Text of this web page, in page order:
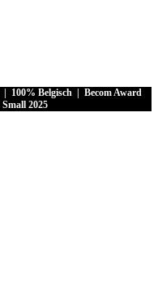
| 100% Belgisch | Becom Award
2025